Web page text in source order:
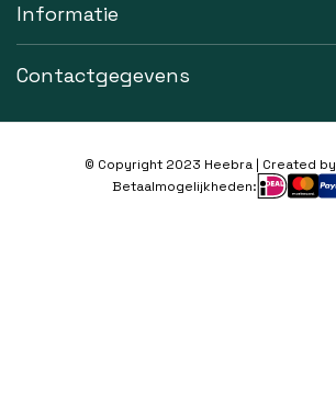
Informatie
Contactgegevens
© Copyright 2023 Heebra | Created by
Betaalmogelijkheden: